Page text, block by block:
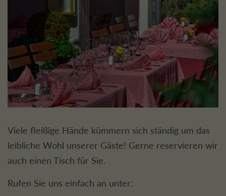
Viele fleißige Hände kümmern sich ständig um das
leibliche Wohl unserer Gäste! Gerne reservieren wir
auch einen Tisch für Sie.
Rufen Sie uns einfach an unter: